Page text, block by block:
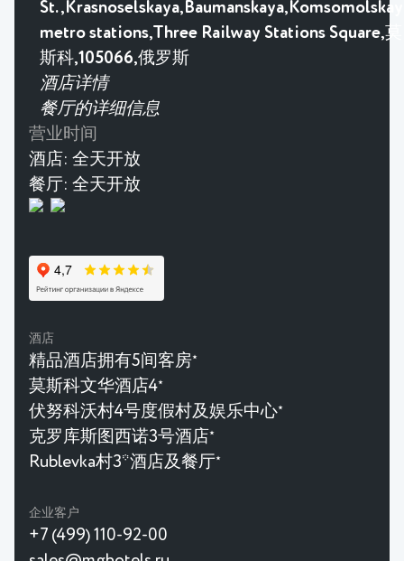
metro stations,Three Railway Stations Square,莫
斯科,105066,俄罗斯
酒店详情
餐厅的详细信息
营业时间
酒店: 全天开放
餐厅: 全天开放
酒店
精品酒店拥有5间客房★
莫斯科文华酒店4★
伏努科沃村4号度假村及娱乐中心★
克罗库斯图西诺3号酒店 ★
Rublevka村3*酒店及餐厅★
企业客户
+7 (499) 110-92-00